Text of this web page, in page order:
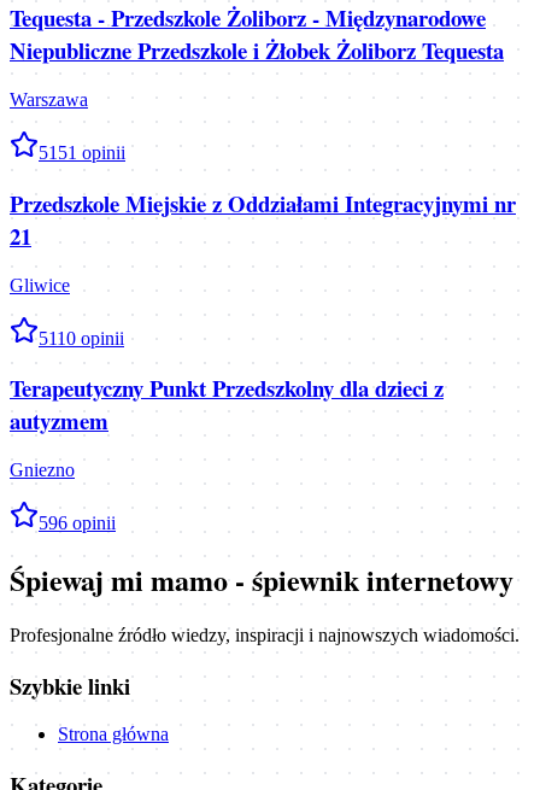
Tequesta - Przedszkole Żoliborz - Międzynarodowe
Niepubliczne Przedszkole i Żłobek Żoliborz Tequesta
Warszawa
5151 opinii
Przedszkole Miejskie z Oddziałami Integracyjnymi nr
21
Gliwice
5110 opinii
Terapeutyczny Punkt Przedszkolny dla dzieci z
autyzmem
Gniezno
596 opinii
Śpiewaj mi mamo - śpiewnik internetowy
Profesjonalne źródło wiedzy, inspiracji i najnowszych wiadomości.
Szybkie linki
Strona główna